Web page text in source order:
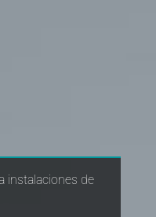
instalaciones de